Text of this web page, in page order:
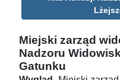
Miejski zarząd
Nadzoru
Gatunku